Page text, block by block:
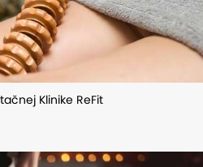
Klinike ReFit